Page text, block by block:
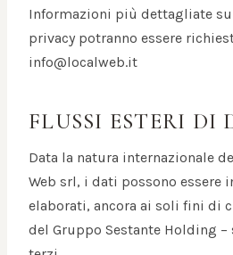
Informazioni più dettagliate
privacy potranno essere
info@localweb.it
FLUSSI ESTERI DI
Data la natura internazionale
Web srl, i dati possono essere
elaborati, ancora ai soli fini di
del Gruppo Sestante Holding –